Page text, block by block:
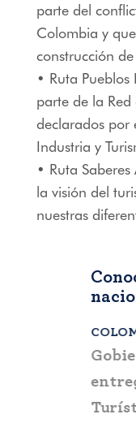
parte del
Colombia y
construcción
• Ruta
parte de la Red
declarados por
Industria y
• Ruta
la visión del
nuestras